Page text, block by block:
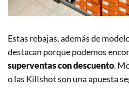
Estas rebajas, además de
destacan porque podemos
superventas con descuento.
o las Killshot son una apuesta